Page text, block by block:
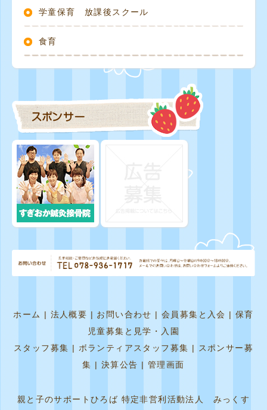
学童保育 放課後スクール
食育
ホーム|法人概要| お問い合わせ|会員募集と入会|保育
児童募集と見学・入園
スタッフ募集 |ボランティアスタッフ募集|スポンサー募
集 |決算公告 |管理画面
親と子のサポートひろば 特定非営利活動法人 みっくす